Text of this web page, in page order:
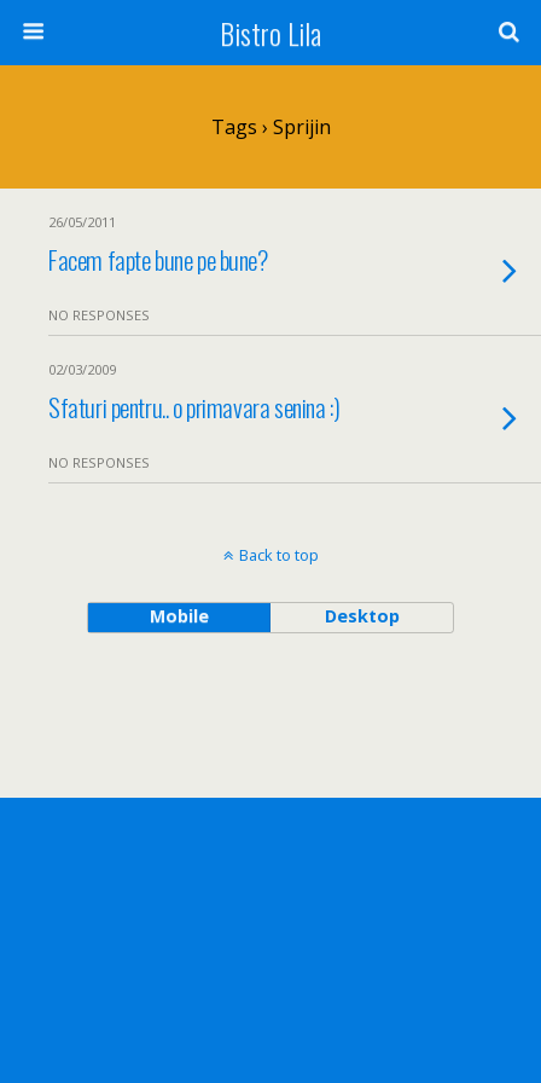
Bistro Lila
Tags › Sprijin
26/05/2011
Facem fapte bune pe bune?
NO RESPONSES
02/03/2009
Sfaturi pentru.. o primavara senina :)
NO RESPONSES
Back to top
Mobile Desktop